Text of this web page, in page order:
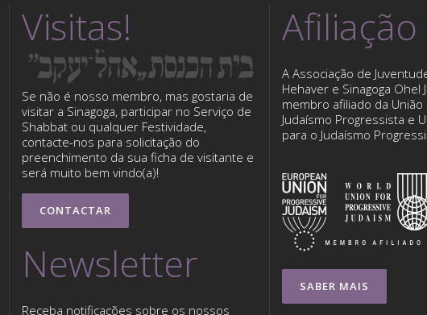
Visitas!
Se não é nosso membro, mas gostaria de
visitar a Sinagoga, participar no Serviço de
Shabbat ou qualquer Festividade,
contacte-nos para solicitação do
preenchimento da sua ficha de visitante e
será muito bem vindo(a)!
CONTACTAR
Newsletter
Receba notificações sobre os nossos
Afiliação
A Associação de
Hehaver e Sinagoga Ohel
membro afiliado da União
Judaísmo Progressista e
para o Judaísmo
SABER MAIS